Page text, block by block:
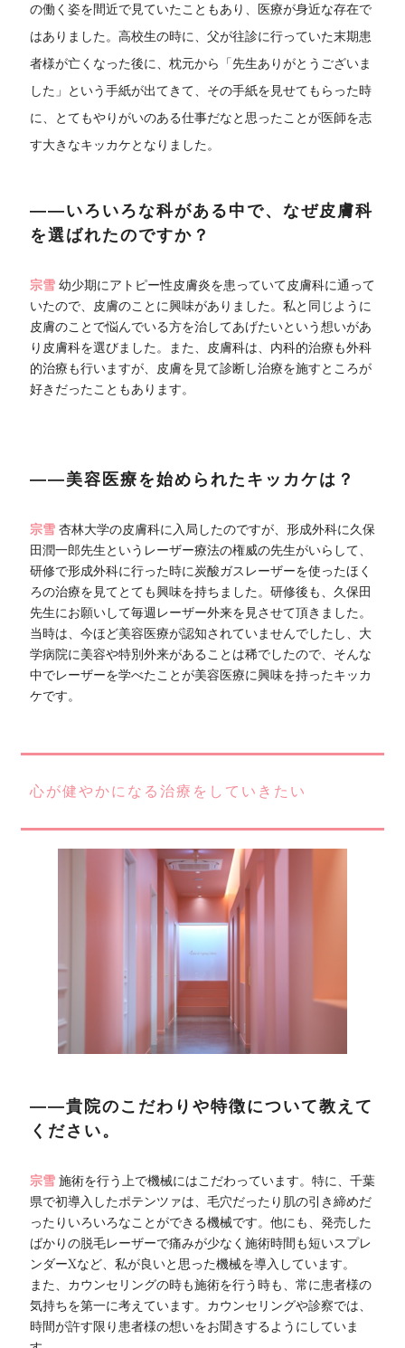
の働く姿を間近で見ていたこともあり、医療が身近な存在で
はありました。高校生の時に、父が往診に行っていた末期患
者様が亡くなった後に、枕元から「先生ありがとうございま
した」という手紙が出てきて、その手紙を見せてもらった時
に、とてもやりがいのある仕事だなと思ったことが医師を志
す大きなキッカケとなりました。
――いろいろな科がある中で、なぜ皮膚科
を選ばれたのですか？
宗雪幼少期にアトピー性皮膚炎を患っていて皮膚科に通って
いたので、皮膚のことに興味がありました。私と同じように
皮膚のことで悩んでいる方を治してあげたいという想いがあ
り皮膚科を選びました。また、皮膚科は、内科的治療も外科
的治療も行いますが、皮膚を見て診断し治療を施すところが
好きだったこともあります。
――美容医療を始められたキッカケは？
宗雪杏林大学の皮膚科に入局したのですが、形成外科に久保
田潤一郎先生というレーザー療法の権威の先生がいらして、
研修で形成外科に行った時に炭酸ガスレーザーを使ったほく
ろの治療を見てとても興味を持ちました。研修後も、久保田
先生にお願いして毎週レーザー外来を見させて頂きました。
当時は、今ほど美容医療が認知されていませんでしたし、大
学病院に美容や特別外来があることは稀でしたので、そんな
中でレーザーを学べたことが美容医療に興味を持ったキッカ
ケです。
心が健やかになる治療をしていきたい
――貴院のこだわりや特徴について教えて
ください。
宗雪施術を行う上で機械にはこだわっています。特に、千葉
県で初導入したポテンツァは、毛穴だったり肌の引き締めだ
ったりいろいろなことができる機械です。他にも、発売した
ばかりの脱毛レーザーで痛みが少なく施術時間も短いスプレ
ンダーXなど、私が良いと思った機械を導入しています。
また、カウンセリングの時も施術を行う時も、常に患者様の
気持ちを第一に考えています。カウンセリングや診察では、
時間が許す限り患者様の想いをお聞きするようにしていま